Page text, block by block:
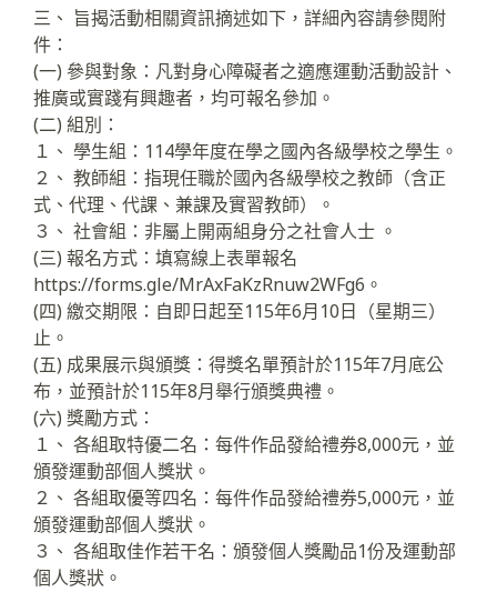
三、 旨揭活動相關資訊摘述如下，詳細內容請參閱附
件：
(一) 參與對象：凡對身心障礙者之適應運動活動設計、
推廣或實踐有興趣者，均可報名參加。
(二) 組別：
１、 學生組：114學年度在學之國內各級學校之學生。
２、 教師組：指現任職於國內各級學校之教師（含正
式、代理、代課、兼課及實習教師）。
３、 社會組：非屬上開兩組身分之社會人士 。
(三) 報名方式：填寫線上表單報名
https://forms.gle/MrAxFaKzRnuw2WFg6。
(四) 繳交期限：自即日起至115年6月10日（星期三）
止。
(五) 成果展示與頒獎：得獎名單預計於115年7月底公
布，並預計於115年8月舉行頒獎典禮。
(六) 獎勵方式：
１、 各組取特優二名：每件作品發給禮券8,000元，並
頒發運動部個人獎狀。
２、 各組取優等四名：每件作品發給禮券5,000元，並
頒發運動部個人獎狀。
３、 各組取佳作若干名：頒發個人獎勵品1份及運動部
個人獎狀。